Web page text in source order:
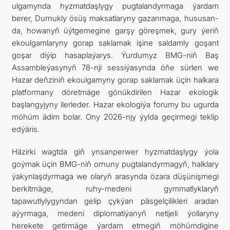
ulgamynda hyzmatdaşlygy pugtalandyrmaga ýardam
berer, Durnukly ösüş maksatlaryny gazanmaga, hususan-
da, howanyň üýtgemegine garşy göreşmek, gury ýeriň
ekoulgamlaryny gorap saklamak işine saldamly goşant
goşar diýip hasaplaýarys. Ýurdumyz BMG-niň Baş
Assambleýasynyň 78-nji sessiýasynda öňe sürlen we
Hazar deňziniň ekoulgamyny gorap saklamak üçin halkara
platformany döretmäge gönükdirilen Hazar ekologik
başlangyjyny ilerleder. Hazar ekologiýa forumy bu ugurda
möhüm ädim bolar. Ony 2026-njy ýylda geçirmegi teklip
edýäris.
Häzirki wagtda giň ynsanperwer hyzmatdaşlygy ýola
goýmak üçin BMG-niň ornuny pugtalandyrmagyň, halklary
ýakynlaşdyrmaga we olaryň arasynda özara düşünişmegi
berkitmäge, ruhy-medeni gymmatlyklaryň
tapawutlylygyndan gelip çykýan päsgelçilikleri aradan
aýyrmaga, medeni diplomatiýanyň netijeli ýollaryny
herekete getirmäge ýardam etmegiň möhümdigine